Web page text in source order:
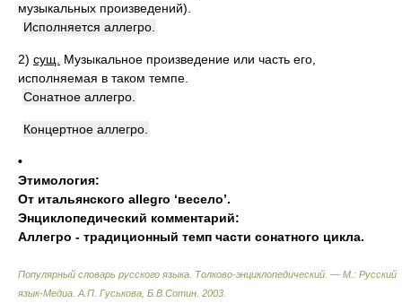
музыкальных произведений).
Исполняется аллегро.
2) сущ.
Музыкальное произведение или часть его,
исполняемая в таком темпе.
Сонатное аллегро.
Концертное аллегро.
•
Этимология:
От итальянского allegro ‘весело’.
Энциклопедический комментарий:
Аллегро - традиционный темп части сонатного цикла.
Популярный словарь русского языка. Толково-энциклопедический. — М.: Русский
язык-Медиа А.П. Гуськова, Б.В.Сотин 2003